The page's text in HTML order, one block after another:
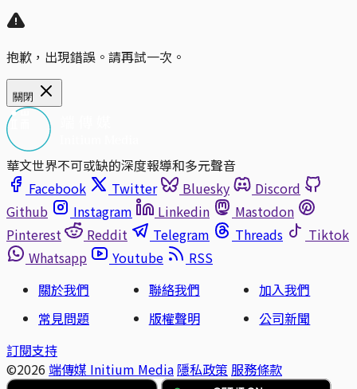
抱歉，出現錯誤。請再試一次。
關閉
華文世界不可或缺的深度報導和多元聲音
Facebook
Twitter Bluesky
Discord
Github
Instagram Linkedin
Mastodon
Pinterest
Reddit Telegram Threads
Tiktok
Whatsapp
Youtube
RSS
關於我們
聯絡我們
加入我們
常見問題
版權聲明
公司新聞
訂閱支持
©2026 端傳媒 Initium Media 隱私政策 服務條款